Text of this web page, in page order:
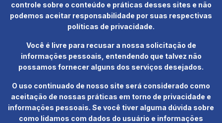
controle sobre o conteúdo e práticas desses sites e não
podemos aceitar responsabilidade por suas respectivas
políticas de privacidade.
Você é livre para recusar a nossa solicitação de
informações pessoais, entendendo que talvez não
possamos fornecer alguns dos serviços desejados.
O uso continuado de nosso site será considerado como
aceitação de nossas práticas em torno de privacidade e
informações pessoais. Se você tiver alguma dúvida sobre
como lidamos com dados do usuário e informações